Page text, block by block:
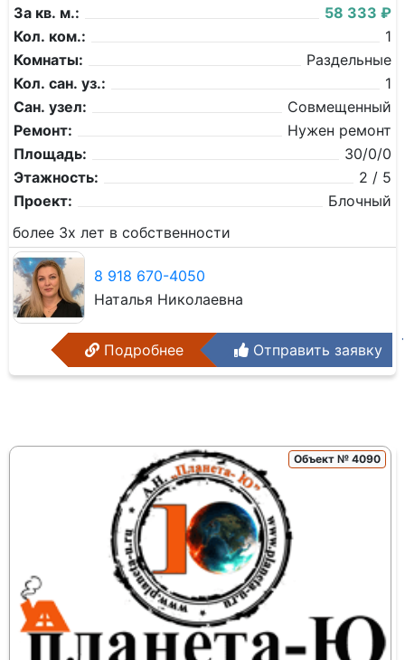
За кв. м.:
58 333 ₽
Кол. ком.:
1
Комнаты:
Раздельные
Кол. сан. уз.:
1
Сан. узел:
Совмещенный
Ремонт:
Нужен ремонт
Площадь:
30/0/0
Этажность:
2 / 5
Проект:
Блочный
более 3х лет в собственности
8 918 670-4050
Наталья Николаевна
Подробнее Отправить заявку
Объект № 4090